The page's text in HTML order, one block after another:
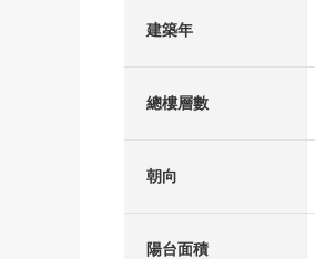
建築年
總樓層數
朝向
陽台面積